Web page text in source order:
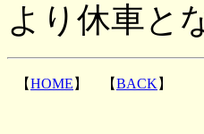
より休車と
【HOME 】 【BACK 】